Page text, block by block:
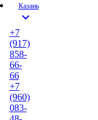
Казань
expand_more
+7
(917)
858-
66-
66
+7
(960)
083-